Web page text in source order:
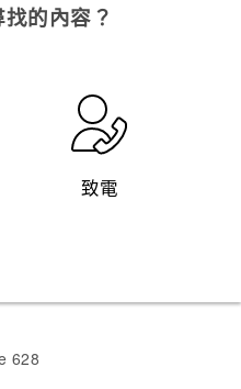
的內容？
致電
628‎